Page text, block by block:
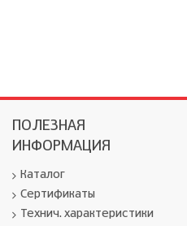
ПОЛЕЗНАЯ
ИНФОРМАЦИЯ
Каталог
Сертификаты
Технич. характеристики